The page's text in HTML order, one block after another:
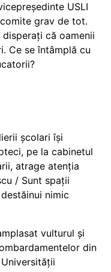
USLI
grav de tot.
că oamenii
Ce se întâmplă cu
școlari își
pe la cabinetul
atrage atenția
/ Sunt spații
nimic
vulturul și
din